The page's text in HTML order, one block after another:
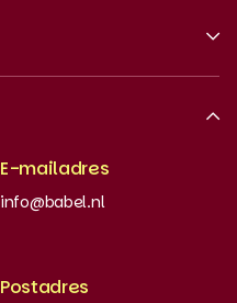
E-mailadres
info@babel.nl
Postadres